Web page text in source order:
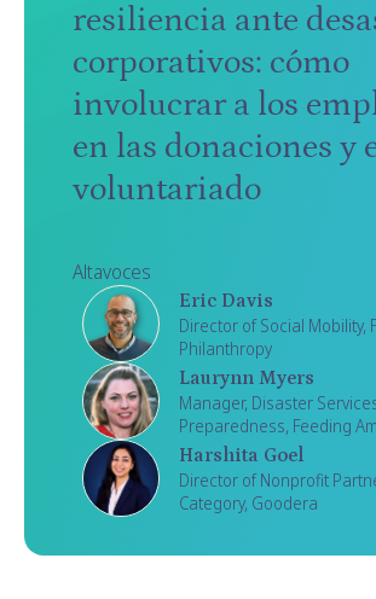
resiliencia ante
corporativos: cómo
involucrar a los
en las donaciones y
voluntariado
Altavoces
Eric Davis
Director of Social Mobility,
Philanthropy
Laurynn Myers
Manager, Disaster
Preparedness, Feeding
Harshita Goel
Director of Nonprofit
Category, Goodera